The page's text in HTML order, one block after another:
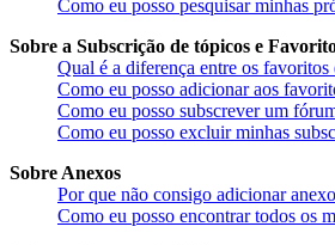
Como eu posso pesquisar minhas
Sobre a Subscrição de tópicos e
Qual é a diferença entre os favoritos
Como eu posso adicionar aos
Como eu posso subscrever um
Como eu posso excluir minhas
Sobre Anexos
Por que não consigo adicionar
Como eu posso encontrar todos os